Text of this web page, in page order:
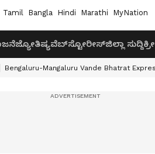
Tamil Bangla Hindi Marathi MyNation
ಜ್ಯೋತಿಷ್ಯವೆಬ್‌ಸ್ಟೋರೀಸ್ಜಿಲ್ಲಾ ಸುದ್ದಿ
Bengaluru-Mangaluru Vande Bhatrat